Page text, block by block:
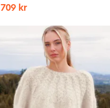
709 kr